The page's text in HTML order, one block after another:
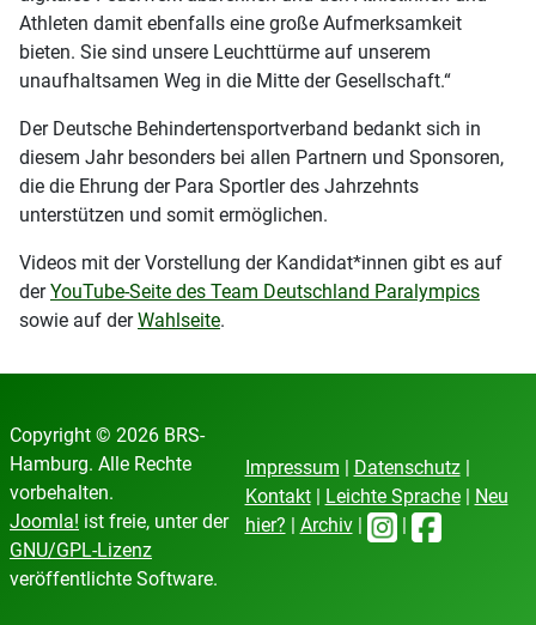
Athleten damit ebenfalls eine große Aufmerksamkeit
bieten. Sie sind unsere Leuchttürme auf unserem
unaufhaltsamen Weg in die Mitte der Gesellschaft.“
Der Deutsche Behindertensportverband bedankt sich in
diesem Jahr besonders bei allen Partnern und Sponsoren,
die die Ehrung der Para Sportler des Jahrzehnts
unterstützen und somit ermöglichen.
Videos mit der Vorstellung der Kandidat*innen gibt es auf
derYouTube-Seite des Team Deutschland Paralympics
sowie auf derWahlseite.
Copyright © 2026 BRS-
Hamburg. Alle Rechte
vorbehalten.
Joomla! ist freie, unter der
GNU/GPL-Lizenz
veröffentlichte Software.
Impressum Datenschutz|
Kontakt| Leichte Sprache|
Neu
hier?
Archiv|